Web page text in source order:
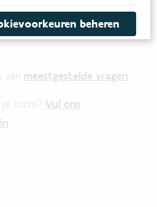
van meestgestelde vragen.
zocht? Vul ons
.
beheren